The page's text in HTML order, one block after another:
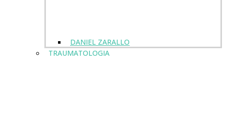
DANIEL ZARALLO
TRAUMATOLOGIA